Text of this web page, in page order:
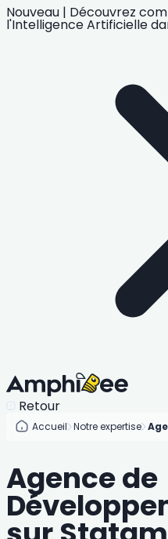
Nouveau | Découvrez
l'Intelligence Artificielle
Retour
Accueil Notre expertise
Agence de